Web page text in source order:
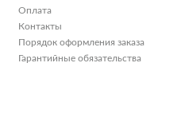
Оплата
Контакты
Порядок оформления заказа
Гарантийные обязательства